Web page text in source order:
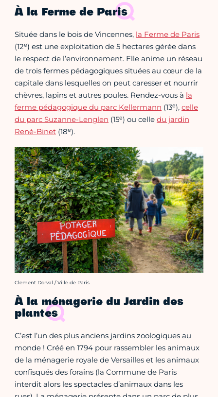
À la Ferme de Paris
Située dans le bois de Vincennes, la Ferme de Paris
(12e) est une exploitation de 5 hectares gérée dans
le respect de l’environnement. Elle anime un réseau
de trois fermes pédagogiques situées au cœur de la
capitale dans lesquelles on peut caresser et nourrir
chèvres, lapins et autres poules. Rendez-vous à la
ferme pédagogique du parc Kellermann (13e), celle
du parc Suzanne-Lenglen (15e) ou celle du jardin
René-Binet (18e).
Crédit photo :
Clement Dorval / Ville de Paris
À la ménagerie du Jardin des
plantes
C’est l’un des plus anciens jardins zoologiques au
monde ! Créé en 1794 pour rassembler les animaux
de la ménagerie royale de Versailles et les animaux
confisqués des forains (la Commune de Paris
interdit alors les spectacles d’animaux dans les